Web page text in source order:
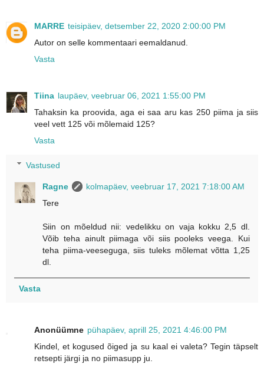
MARRE teisipäev, detsember 22, 2020 2:00:00 PM
Autor on selle kommentaari eemaldanud.
Vasta
Tiina laupäev, veebruar 06, 2021 1:55:00 PM
Tahaksin ka proovida, aga ei saa aru kas 250 piima ja siis
veel vett 125 või mõlemaid 125?
Vasta
Vastused
Ragne
kolmapäev, veebruar 17, 2021 7:18:00 AM
Tere
Siin on mõeldud nii: vedelikku on vaja kokku 2,5 dl.
Võib teha ainult piimaga või siis pooleks veega. Kui
teha piima-veeseguga, siis tuleks mõlemat võtta 1,25
dl.
Vasta
Anonüümne pühapäev, aprill 25, 2021 4:46:00 PM
Kindel, et kogused õiged ja su kaal ei valeta? Tegin täpselt
retsepti järgi ja no piimasupp ju.